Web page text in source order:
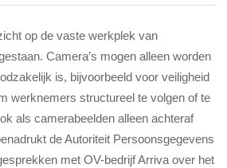
op de vaste werkplek van
Camera’s mogen alleen worden
is, bijvoorbeeld voor veiligheid
werknemers structureel te volgen of te
als camerabeelden alleen achteraf
de Autoriteit Persoonsgegevens
met OV-bedrijf Arriva over het